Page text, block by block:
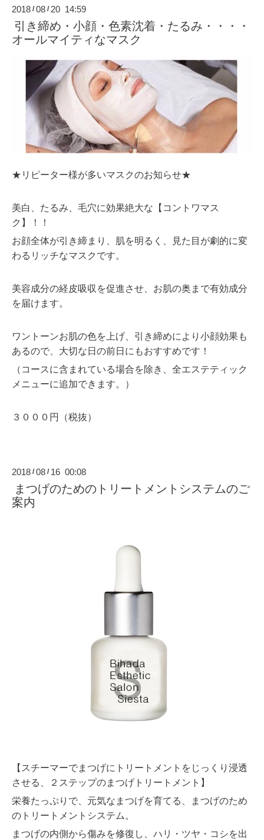
2018 /08 / 20 14:59
引き締め・小顔・色素沈着・たるみ・・・・
オールマイティなマスク
★リピーター様が多いマスクのお知らせ★
美白、たるみ、毛穴に効果絶大な【コントワマス
ク】！！
お顔全体が引き締まり、肌を明るく、見た目が劇的に変
わるリッチなマスクです。
美容成分の経皮吸収を促進させ、お肌の奥まで有効成分
を届けます。
ワントーンお肌の色を上げ、引き締めにより小顔効果も
あるので、大切な日の前日にもおすすめです！
（コースに含まれている場合を除き、全エステティック
メニューに追加できます。）
３０００円（税抜）
2018 /08 / 16 00:08
まつげのためのトリートメントシステムのご
案内
【スチーマーでまつげにトリートメントをじっくり浸透
させる、２ステップのまつげトリートメント】
栄養たっぷりで、元気なまつげを育てる、まつげのため
のトリートメントシステム。
まつげの内側から傷みを修復し、ハリ・ツヤ・コシを出